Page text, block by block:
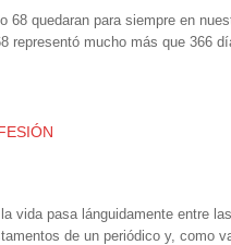
quedaran para siempre en
representó mucho más que 366
vida pasa lánguidamente entre
de un periódico y, como